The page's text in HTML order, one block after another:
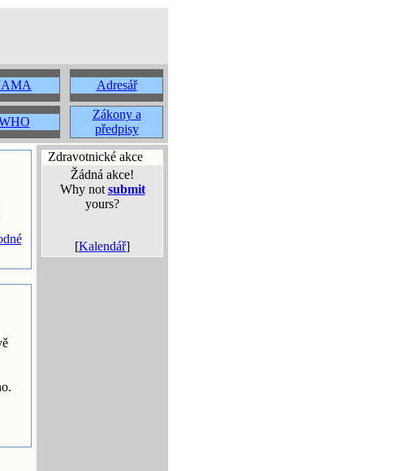
Adresář
Zákony a
předpisy
Zdravotnické akce
Žádná akce!
Why not submit
yours?
[Kalendář]